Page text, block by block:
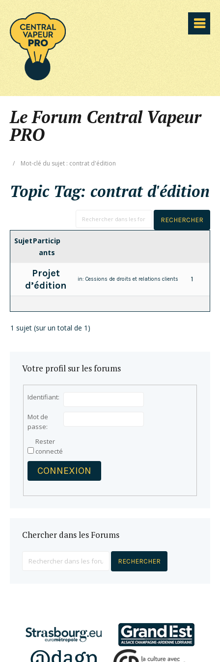
Le Forum Central Vapeur
PRO
/ Mot-clé du sujet : contrat d'édition
Topic Tag: contrat d'édition
SujetParticip
ants
Projet
d’édition
in:Cessions de droits et relations clients 1
1 sujet (sur un total de 1)
Votre profil sur les forums
Identifiant:
Mot de
passe:
Rester
connecté
CONNEXION
Chercher dans les Forums